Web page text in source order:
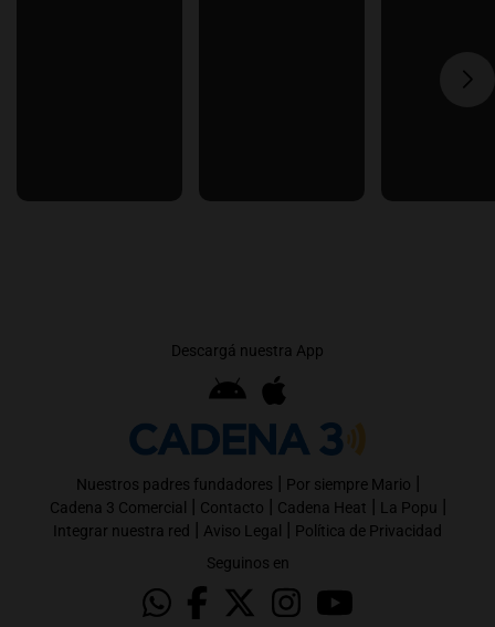
Descargá nuestra App
Nuestros padres fundadores | Por siempre Mario |
Cadena 3 Comercial | Contacto | Cadena Heat | La Popu |
Integrar nuestra red | Aviso Legal | Política de Privacidad
Seguinos en